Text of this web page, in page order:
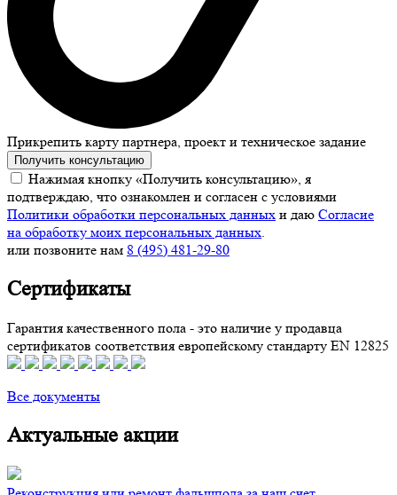
Прикрепить карту партнера, проект и техническое задание
Получить консультацию
Нажимая кнопку «Получить консультацию», я
подтверждаю, что ознакомлен и согласен с условиями
Политики обработки персональных данных и даю Согласие
на обработку моих персональных данных.
или позвоните нам 8 (495) 481-29-80
Сертификаты
Гарантия качественного пола - это наличие у продавца
сертификатов соответствия европейскому стандарту EN 12825
Все документы
Актуальные акции